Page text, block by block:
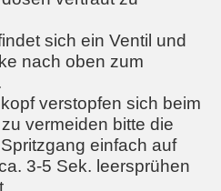
sich ein Ventil und
nach oben zum
verstopfen sich beim
vermeiden bitte die
einfach auf
3-5 Sek. leersprühen